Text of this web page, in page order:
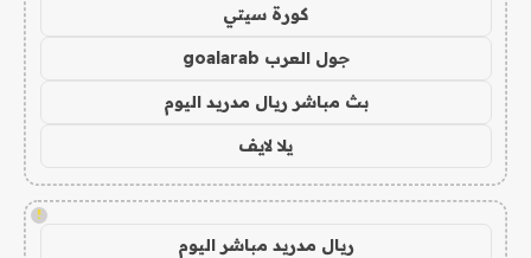
كورة سيتي
جول العرب goalarab
بث مباشر ريال مدريد اليوم
يلا لايف
!
ريال مدريد مباشر اليوم